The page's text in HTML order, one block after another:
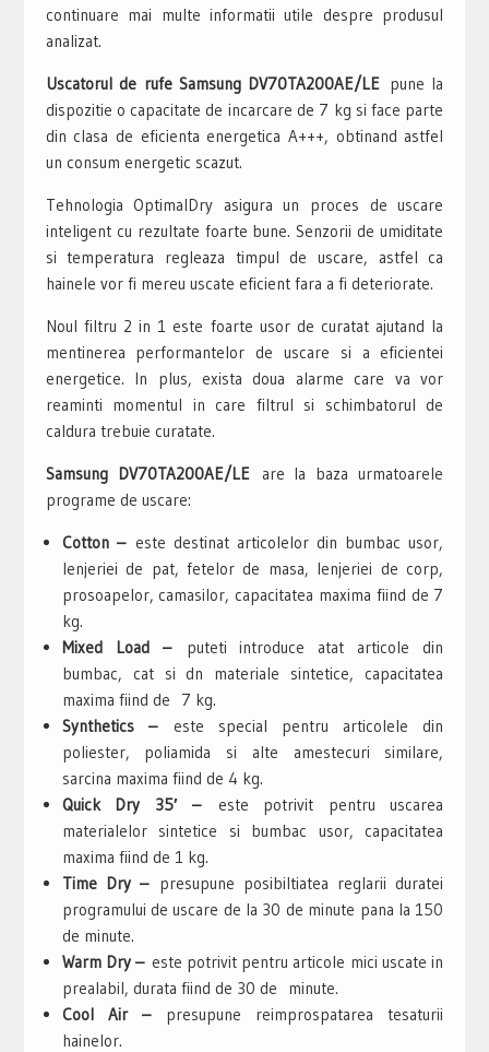
continuare mai multe informatii utile despre produsul
analizat.
Uscatorul de rufe Samsung DV70TA200AE/LE pune la
dispozitie o capacitate de incarcare de 7 kg si face parte
din clasa de eficienta energetica A+++, obtinand astfel
un consum energetic scazut.
Tehnologia OptimalDry asigura un proces de uscare
inteligent cu rezultate foarte bune. Senzorii de umiditate
si temperatura regleaza timpul de uscare, astfel ca
hainele vor fi mereu uscate eficient fara a fi deteriorate.
Noul filtru 2 in 1 este foarte usor de curatat ajutand la
mentinerea performantelor de uscare si a eficientei
energetice. In plus, exista doua alarme care va vor
reaminti momentul in care filtrul si schimbatorul de
caldura trebuie curatate.
Samsung DV70TA200AE/LE are la baza urmatoarele
programe de uscare:
Cotton – este destinat articolelor din bumbac usor,
lenjeriei de pat, fetelor de masa, lenjeriei de corp,
prosoapelor, camasilor, capacitatea maxima fiind de 7
kg.
Mixed Load – puteti introduce atat articole din
bumbac, cat si dn materiale sintetice, capacitatea
maxima fiind de 7 kg.
Synthetics – este special pentru articolele din
poliester, poliamida si alte amestecuri similare,
sarcina maxima fiind de 4 kg.
Quick Dry 35′ – este potrivit pentru uscarea
materialelor sintetice si bumbac usor, capacitatea
maxima fiind de 1 kg.
Time Dry – presupune posibiltiatea reglarii duratei
programului de uscare de la 30 de minute pana la 150
de minute.
Warm Dry – este potrivit pentru articole mici uscate in
prealabil, durata fiind de 30 de minute.
Cool Air – presupune reimprospatarea tesaturii
hainelor.